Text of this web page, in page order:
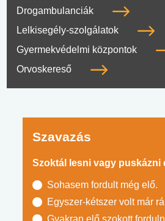
Drogambulanciák
Lelkisegély-szolgálatok
Gyermekvédelmi központok
Orvoskereső
Szavazás
Szoktál lesni vagy puskázni
Sohasem fordult még elő.
Egyszer-kétszer volt már